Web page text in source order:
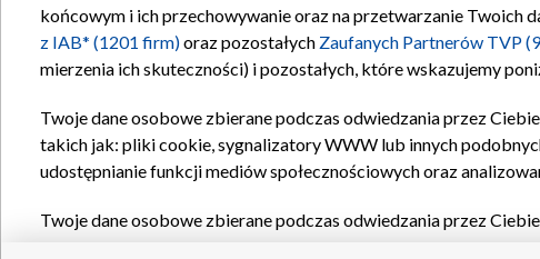
końcowym i ich przechowywanie oraz na przetwarzanie Twoich
z IAB* (1201 firm)oraz pozostałych Zaufanych Partnerów TVP
mierzenia ich skuteczności) i pozostałych, które wskazujemy
Twoje dane osobowe zbierane podczas odwiedzania przez
takich jak: pliki cookie, sygnalizatory WWW lub innych
udostępnianie funkcji mediów społecznościowych oraz
Twoje dane osobowe zbierane podczas odwiedzania przez Ciebie